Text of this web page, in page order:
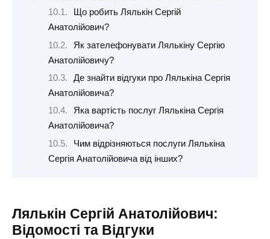
Що робить Лялькін Сергій
Анатолійович?
Як зателефонувати Лялькіну Сергію
Анатолійовичу?
Де знайти відгуки про Лялькіна Сергія
Анатолійовича?
Яка вартість послуг Лялькіна Сергія
Анатолійовича?
Чим відрізняються послуги Лялькіна
Сергія Анатолійовича від інших?
Лялькін Сергій Анатолійович:
Відомості та Відгуки